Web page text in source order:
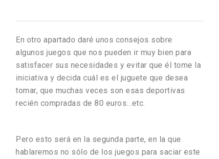
En otro apartado daré unos consejos sobre
algunos juegos que nos pueden ir muy bien para
satisfacer sus necesidades y evitar que él tome la
iniciativa y decida cuál es el juguete que desea
tomar, que muchas veces son esas deportivas
recién compradas de 80 euros…etc.
Pero esto será en la segunda parte, en la que
hablaremos no sólo de los juegos para saciar este